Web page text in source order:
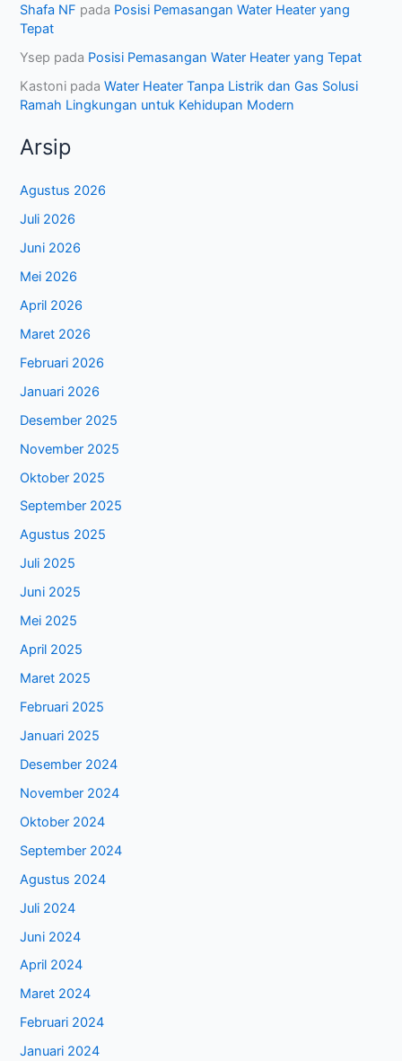
Shafa NF pada Posisi Pemasangan Water Heater yang
Tepat
Ysep pada Posisi Pemasangan Water Heater yang Tepat
Kastoni padaWater Heater Tanpa Listrik dan Gas Solusi
Ramah Lingkungan untuk Kehidupan Modern
Arsip
Agustus 2026
Juli 2026
Juni 2026
Mei 2026
April 2026
Maret 2026
Februari 2026
Januari 2026
Desember 2025
November 2025
Oktober 2025
September 2025
Agustus 2025
Juli 2025
Juni 2025
Mei 2025
April 2025
Maret 2025
Februari 2025
Januari 2025
Desember 2024
November 2024
Oktober 2024
September 2024
Agustus 2024
Juli 2024
Juni 2024
April 2024
Maret 2024
Februari 2024
Januari 2024